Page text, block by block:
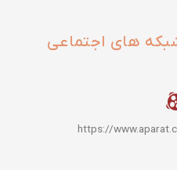
های اجتماعی
https://